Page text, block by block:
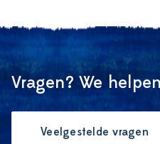
Vragen? We
Veelgestelde vragen